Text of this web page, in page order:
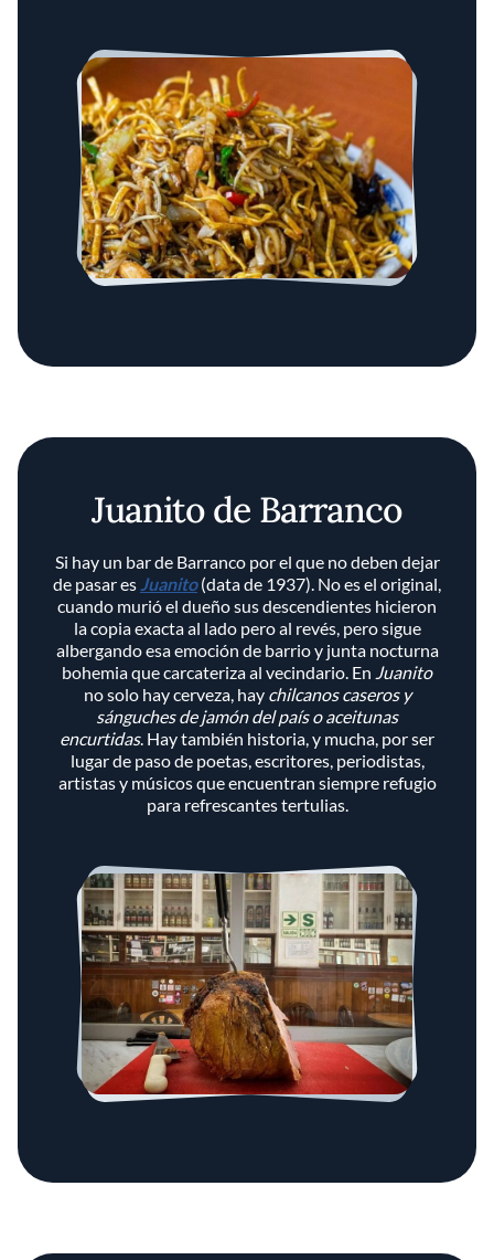
Juanito de Barranco
Si hay un bar de Barranco por el que no deben dejar
de pasar es Juanito(data de 1937). No es el original,
cuando murió el dueño sus descendientes hicieron
la copia exacta al lado pero al revés, pero sigue
albergando esa emoción de barrio y junta nocturna
bohemia que carcateriza al vecindario. En Juanito
no solo hay cerveza, hay chilcanos caseros y
sánguches de jamón del país o aceitunas
encurtidas. Hay también historia, y mucha, por ser
lugar de paso de poetas, escritores, periodistas,
artistas y músicos que encuentran siempre refugio
para refrescantes tertulias.